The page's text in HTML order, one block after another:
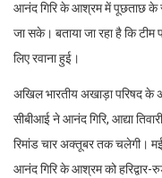
आनंद गिरि के आश्रम में पूछताछ के
जा सके। बताया जा रहा है कि टीम
लिए रवाना हुई।
अखिल भारतीय अखाड़ा परिषद के
सीबीआई ने आनंद गिरि, आद्या
रिमांड चार अक्तूबर तक चलेगी।
आनंद गिरि के आश्रम को